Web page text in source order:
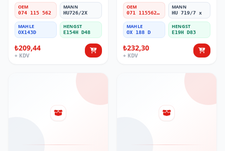
OEM
074 115 562
MANN
HU726/2X
MAHLE
OX143D
HENGST
E154H D48
₺209,44
+ KDV
Yağ Filtresi
OEM
071 115562 A
MANN
HU 719/7 x
MAHLE
OX 188 D
HENGST
E19H D83
₺232,30
+ KDV